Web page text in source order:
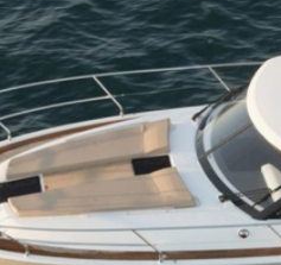
NOMAD
DU THUYỀN ĐIỆN
THUYỀN CÓ SẴN
THUYỀN CŨ CHÍNH HÃNG
SEARCH